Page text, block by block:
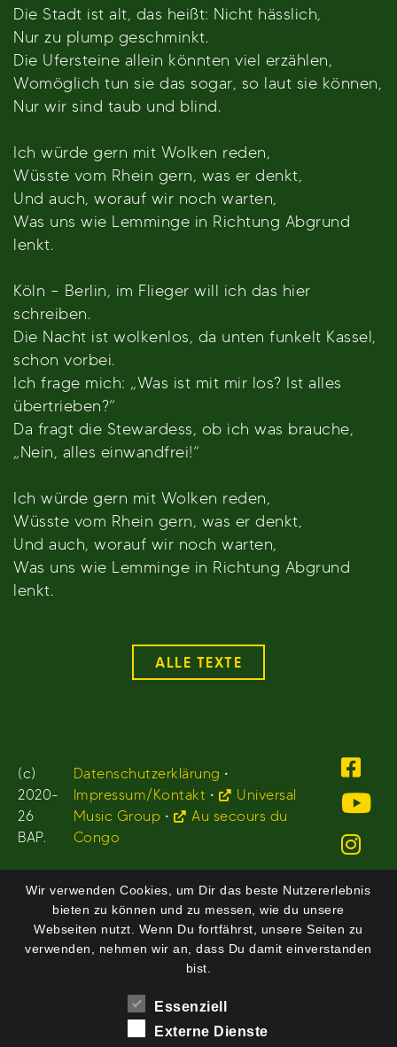
Die Stadt ist alt, das heißt: Nicht hässlich,
Nur zu plump geschminkt.
Die Ufersteine allein könnten viel erzählen,
Womöglich tun sie das sogar, so laut sie können,
Nur wir sind taub und blind.
Ich würde gern mit Wolken reden,
Wüsste vom Rhein gern, was er denkt,
Und auch, worauf wir noch warten,
Was uns wie Lemminge in Richtung Abgrund
lenkt.
Köln – Berlin, im Flieger will ich das hier
schreiben.
Die Nacht ist wolkenlos, da unten funkelt Kassel,
schon vorbei.
Ich frage mich: „Was ist mit mir los? Ist alles
übertrieben?“
Da fragt die Stewardess, ob ich was brauche,
„Nein, alles einwandfrei!“
Ich würde gern mit Wolken reden,
Wüsste vom Rhein gern, was er denkt,
Und auch, worauf wir noch warten,
Was uns wie Lemminge in Richtung Abgrund
lenkt.
ALLE TEXTE
(c)
2020-
26
BAP.
Datenschutzerklärung •
Impressum/Kontakt •
Universal
Music Group •
Au secours du
Congo
Wir verwenden Cookies, um Dir das beste Nutzererlebnis
bieten zu können und zu messen, wie du unsere
Webseiten nutzt. Wenn Du fortfährst, unsere Seiten zu
verwenden, nehmen wir an, dass Du damit einverstanden
bist.
Essenziell
Externe Dienste